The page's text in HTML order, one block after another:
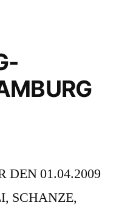
DEN 01.04.2009
SCHANZE,